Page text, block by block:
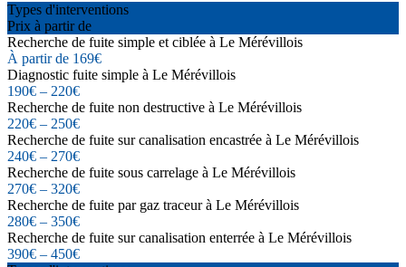
Types d'interventions
Prix à partir de
Recherche de fuite simple et ciblée à Le Mérévillois
À partir de 169€
Diagnostic fuite simple à Le Mérévillois
190€ – 220€
Recherche de fuite non destructive à Le Mérévillois
220€ – 250€
Recherche de fuite sur canalisation encastrée à Le Mérévillois
240€ – 270€
Recherche de fuite sous carrelage à Le Mérévillois
270€ – 320€
Recherche de fuite par gaz traceur à Le Mérévillois
280€ – 350€
Recherche de fuite sur canalisation enterrée à Le Mérévillois
390€ – 450€